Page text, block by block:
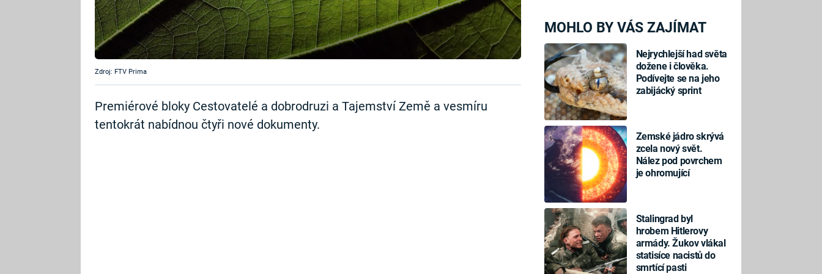
MOHLO BY VÁS ZAJÍMAT
Nejrychlejší had světa
dožene i člověka.
Podívejte se na jeho
zabijácký sprint
Zemské jádro skrývá
zcela nový svět.
Nález pod povrchem
je ohromující
Stalingrad byl
hrobem Hitlerovy
armády. Žukov vlákal
statisíce nacistů do
smrtící pasti
Zdroj: FTV Prima
Premiérové bloky Cestovatelé a dobrodruzi a Tajemství Země a vesmíru
tentokrát nabídnou čtyři nové dokumenty.